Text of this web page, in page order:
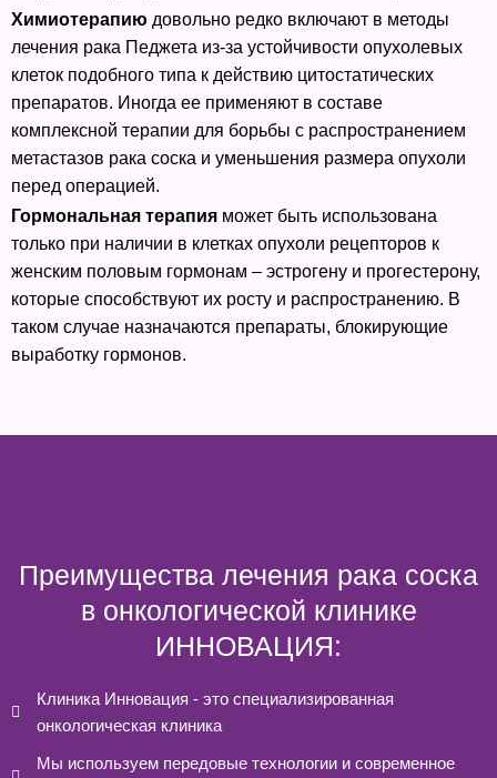
Химиотерапию довольно редко включают в методы
лечения рака Педжета из-за устойчивости опухолевых
клеток подобного типа к действию цитостатических
препаратов. Иногда ее применяют в составе
комплексной терапии для борьбы с распространением
метастазов рака соска и уменьшения размера опухоли
перед операцией.
Гормональная терапия может быть использована
только при наличии в клетках опухоли рецепторов к
женским половым гормонам – эстрогену и прогестерону,
которые способствуют их росту и распространению. В
таком случае назначаются препараты, блокирующие
выработку гормонов.
Преимущества лечения рака соска
в онкологической клинике
ИННОВАЦИЯ:
Клиника Инновация - это специализированная
онкологическая клиника
Мы используем передовые технологии и современное